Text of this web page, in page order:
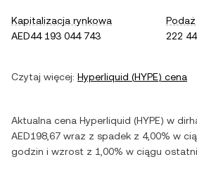
Kapitalizacja rynkowa
AED44 193 044 743
222
Czytaj więcej: Hyperliquid (HYPE) cena
Aktualna cena Hyperliquid (HYPE) w
AED198,67 wraz z spadek z 4,00% w
godzin i wzrost z 1,00% w ciągu